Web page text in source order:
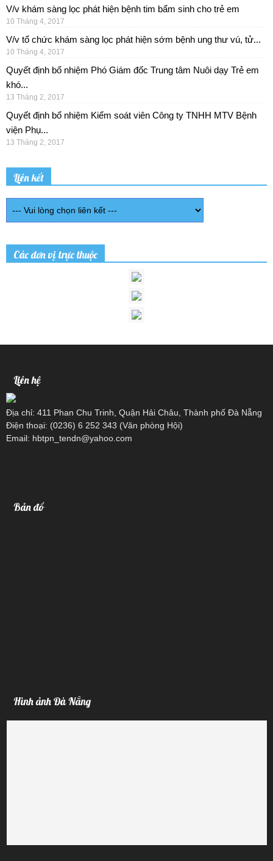
V/v khám sàng lọc phát hiện bệnh tim bẩm sinh cho trẻ em
10 Tháng 4, 2017
V/v tổ chức khám sàng lọc phát hiện sớm bệnh ung thư vú, tử...
10 Tháng 4, 2017
Quyết định bổ nhiệm Phó Giám đốc Trung tâm Nuôi dạy Trẻ em
khó...
13 Tháng 2, 2017
Quyết định bổ nhiệm Kiểm soát viên Công ty TNHH MTV Bệnh
viện Phụ...
13 Tháng 2, 2017
Liên kết
Các đơn vị trực thuộc
Liên hệ
Địa chỉ: 411 Phan Chu Trinh, Quận Hải Châu, Thành phố Đà Nẵng
Điện thoại: (0236) 6 252 343 (Văn phòng Hội)
Email: hbtpn_tendn@yahoo.com
Bản đồ
Hình ảnh Đà Nẵng